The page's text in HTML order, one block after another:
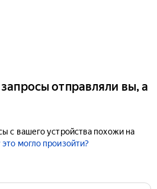
отправляли вы, а
с вашего устройства похожи на
могло произойти?